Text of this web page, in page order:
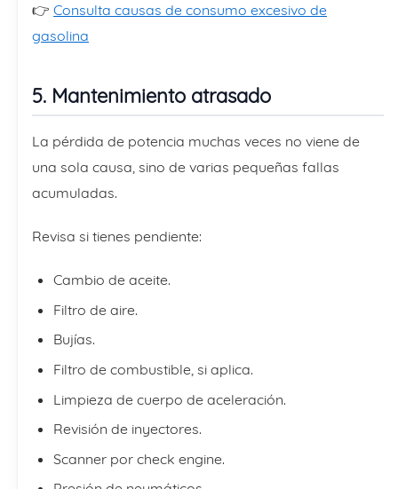
👉 Consulta causas de consumo excesivo de
gasolina
5. Mantenimiento atrasado
La pérdida de potencia muchas veces no viene de
una sola causa, sino de varias pequeñas fallas
acumuladas.
Revisa si tienes pendiente:
Cambio de aceite.
Filtro de aire.
Bujías.
Filtro de combustible, si aplica.
Limpieza de cuerpo de aceleración.
Revisión de inyectores.
Scanner por check engine.